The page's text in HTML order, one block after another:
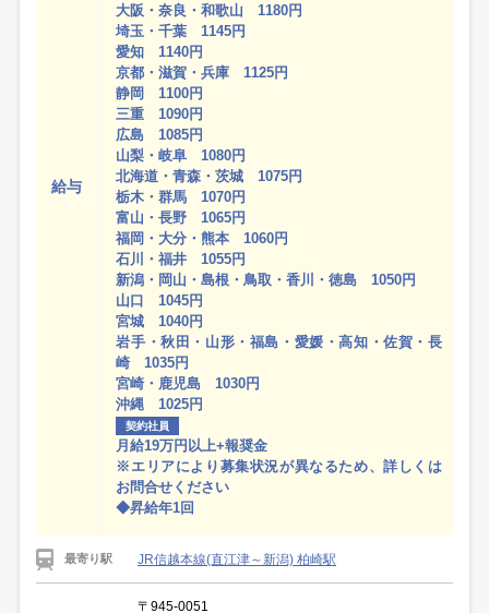
給与
大阪・奈良・和歌山 1180円
埼玉・千葉 1145円
愛知 1140円
京都・滋賀・兵庫 1125円
静岡 1100円
三重 1090円
広島 1085円
山梨・岐阜 1080円
北海道・青森・茨城 1075円
栃木・群馬 1070円
富山・長野 1065円
福岡・大分・熊本 1060円
石川・福井 1055円
新潟・岡山・島根・鳥取・香川・徳島 1050円
山口 1045円
宮城 1040円
岩手・秋田・山形・福島・愛媛・高知・佐賀・長
崎 1035円
宮崎・鹿児島 1030円
沖縄 1025円
契約社員
月給19万円以上+報奨金
※エリアにより募集状況が異なるため、詳しくは
お問合せください
◆昇給年1回
最寄り駅 JR信越本線(直江津～新潟) 柏崎駅
〒945-0051